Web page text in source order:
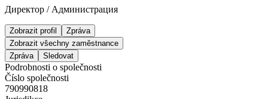
Директор / Администрация
Zobrazit profil
Zpráva
Zobrazit všechny zaměstnance
Zpráva
Sledovat
Podrobnosti o společnosti
Číslo společnosti
790990818